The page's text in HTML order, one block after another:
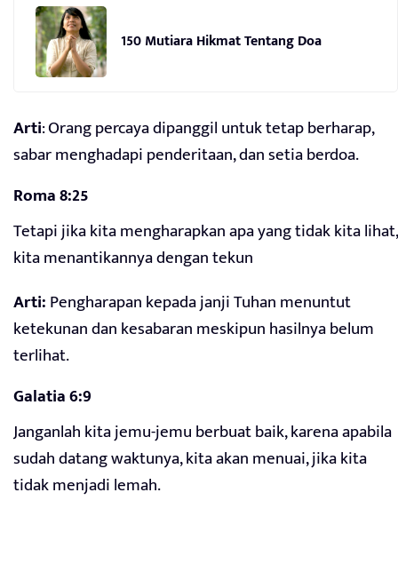
150 Mutiara Hikmat Tentang Doa
Arti: Orang percaya dipanggil untuk tetap berharap,
sabar menghadapi penderitaan, dan setia berdoa.
Roma 8:25
Tetapi jika kita mengharapkan apa yang tidak kita lihat,
kita menantikannya dengan tekun
Arti:Pengharapan kepada janji Tuhan menuntut
ketekunan dan kesabaran meskipun hasilnya belum
terlihat.
Galatia 6:9
Janganlah kita jemu-jemu berbuat baik, karena apabila
sudah datang waktunya, kita akan menuai, jika kita
tidak menjadi lemah.